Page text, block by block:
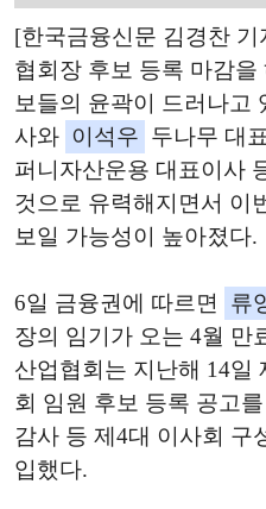
[한국금융신문 김경찬
협회장 후보 등록 마감
보들의 윤곽이 드러나고
사와 이석우 두나무 대
퍼니자산운용 대표이사
것으로 유력해지면서 이
보일 가능성이 높아졌다.
6일 금융권에 따르면 류
장의 임기가 오는 4월 만
산업협회는 지난해 14일
회 임원 후보 등록 공고를
감사 등 제4대 이사회 구
입했다.